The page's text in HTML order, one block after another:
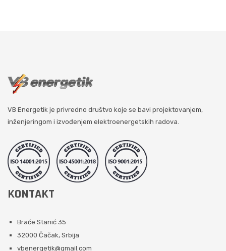
VB Energetik je privredno društvo koje se bavi projektovanjem,
inženjeringom i izvođenjem elektroenergetskih radova.
KONTAKT
Braće Stanić 35
32000 Čačak, Srbija
vbenergetik@gmail.com